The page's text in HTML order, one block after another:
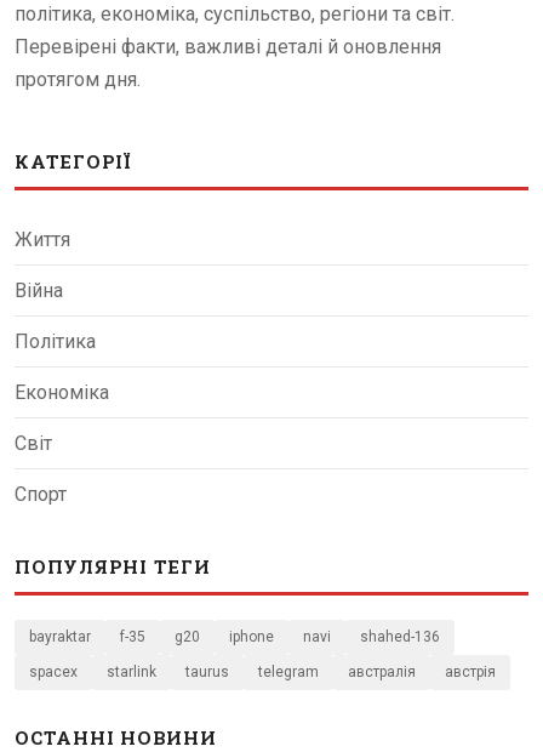
політика, економіка, суспільство, регіони та світ.
Перевірені факти, важливі деталі й оновлення
протягом дня.
КАТЕГОРІЇ
Життя
Війна
Політика
Економіка
Світ
Спорт
ПОПУЛЯРНІ ТЕГИ
bayraktar f-35 g20 iphone navi shahed-136
spacex starlink taurus telegram австралія австрія
ОСТАННІ НОВИНИ